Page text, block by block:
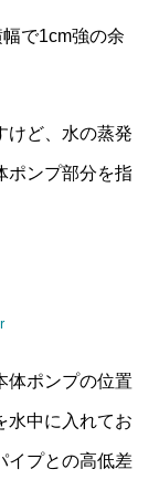
で1cm強の余
けど、水の蒸発
ポンプ部分を指
体ポンプの位置
水中に入れてお
イプとの高低差